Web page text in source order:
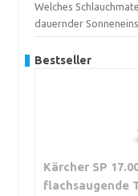
Welches
dauernder
Bestseller
Kärcher SP
flachsaugende